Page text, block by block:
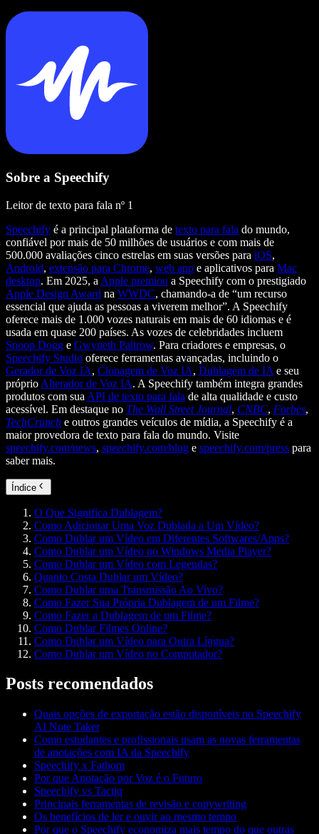
Sobre a Speechify
Leitor de texto para fala nº 1
Speechify é a principal plataforma de texto para fala do mundo,
confiável por mais de 50 milhões de usuários e com mais de
500.000 avaliações cinco estrelas em suas versões para iOS,
Android, extensão para Chrome, web app e aplicativos para Mac
desktop. Em 2025, a Apple premiou a Speechify com o prestigiado
Apple Design Award na WWDC, chamando-a de “um recurso
essencial que ajuda as pessoas a viverem melhor”. A Speechify
oferece mais de 1.000 vozes naturais em mais de 60 idiomas e é
usada em quase 200 países. As vozes de celebridades incluem
Snoop Dogg e Gwyneth Paltrow. Para criadores e empresas, o
Speechify Studio oferece ferramentas avançadas, incluindo o
Gerador de Voz IA, Clonagem de Voz IA, Dublagem de IA e seu
próprio Alterador de Voz IA. A Speechify também integra grandes
produtos com sua API de texto para fala de alta qualidade e custo
acessível. Em destaque no The Wall Street Journal, CNBC, Forbes,
TechCrunch e outros grandes veículos de mídia, a Speechify é a
maior provedora de texto para fala do mundo. Visite
speechify.com/news, speechify.com/blog e speechify.com/press para
saber mais.
Índice
O Que Significa Dublagem?
Como Adicionar Uma Voz Dublada a Um Vídeo?
Como Dublar um Vídeo em Diferentes Softwares/Apps?
Como Dublar um Vídeo no Windows Media Player?
Como Dublar um Vídeo com Legendas?
Quanto Custa Dublar um Vídeo?
Como Dublar uma Transmissão Ao Vivo?
Como Fazer Sua Própria Dublagem de um Filme?
Como Fazer a Dublagem de um Filme?
Como Dublar Filmes Online?
Como Dublar um Vídeo para Outra Língua?
Como Dublar um Vídeo no Computador?
Posts recomendados
Quais opções de exportação estão disponíveis no Speechify
AI Note Taker
Como estudantes e profissionais usam as novas ferramentas
de anotações com IA da Speechify
Speechify x Fathom
Por que Anotação por Voz é o Futuro
Speechify vs Tactiq
Principais ferramentas de revisão e copywriting
Os benefícios de ler e ouvir ao mesmo tempo
Por que o Speechify economiza mais tempo do que outras